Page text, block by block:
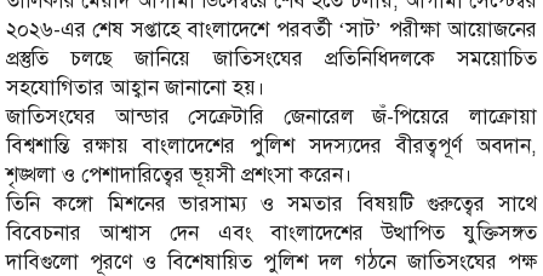
২০২৬-এর শেষ সপ্তাহে বাংলাদেশে পরবর্তী ‘সাট’ পরীক্ষা আয়োজনের
প্রস্তুতি চলছে জানিয়ে জাতিসংঘের প্রতিনিধিদলকে সময়োচিত
সহযোগিতার আহ্বান জানানো হয়।
জাতিসংঘের আন্ডার সেক্রেটারি জেনারেল জঁ-পিয়েরে লাক্রোয়া
বিশ্বশান্তি রক্ষায় বাংলাদেশের পুলিশ সদস্যদের বীরত্বপূর্ণ অবদান,
শৃঙ্খলা ও পেশাদারিত্বের ভূয়সী প্রশংসা করেন।
তিনি কঙ্গো মিশনের ভারসাম্য ও সমতার বিষয়টি গুরুত্বের সাথে
বিবেচনার আশ্বাস দেন এবং বাংলাদেশের উত্থাপিত যুক্তিসঙ্গত
দাবিগুলো পূরণে ও বিশেষায়িত পুলিশ দল গঠনে জাতিসংঘের পক্ষ